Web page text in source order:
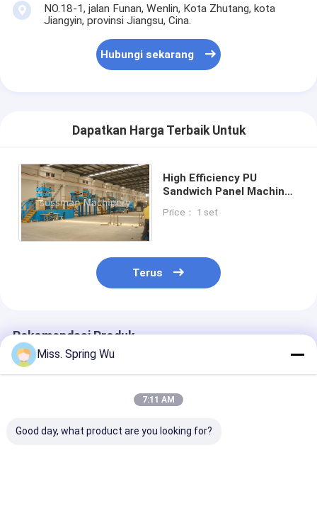
NO.18-1, jalan Funan, Wenlin, Kota Zhutang, kota
Jiangyin, provinsi Jiangsu, Cina.
Hubungi sekarang
Dapatkan Harga Terbaik Untuk
High Efficiency PU
Sandwich Panel Machine
Panel Line
Price： 1 set
Terus
Rekomendasi Produk
Miss. Spring Wu
7:11 AM
Good day, what product are you looking for?